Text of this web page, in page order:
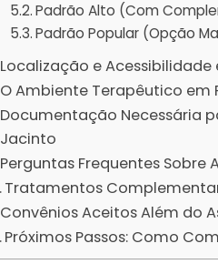
Padrão Alto (Com
Padrão Popular (Opção
Localização e
O Ambiente Terapêutico em
Documentação Necessária
Jacinto
Perguntas Frequentes Sobre
Tratamentos
Convênios Aceitos Além do
Próximos Passos: Como